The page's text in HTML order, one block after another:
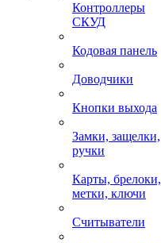
Контроллеры
СКУД
Кодовая панель
Доводчики
Кнопки выхода
Замки, защелки,
ручки
Карты, брелоки,
метки, ключи
Считыватели